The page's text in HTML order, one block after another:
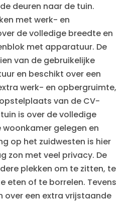
deuren naar de tuin.
met werk- en
de volledige breedte en
met apparatuur. De
van de gebruikelijke
en beschikt over een
werk- en opbergruimte,
van de CV-
is over de volledige
gelegen en
op het zuidwesten is hier
zon met veel privacy. De
plekken om te zitten, te
eten of te borrelen. Tevens
over een extra vrijstaande